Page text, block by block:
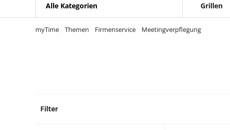
Alle Kategorien Grillen
myTime Themen Firmenservice Meetingverpflegung
Filter